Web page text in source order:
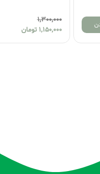
1,300,000
1,150,000 تومان